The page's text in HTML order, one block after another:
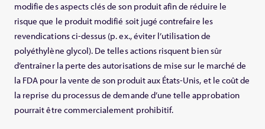
modifie des aspects clés de son produit afin de réduire le
risque que le produit modifié soit jugé contrefaire les
revendications ci-dessus (p. ex., éviter l’utilisation de
polyéthylène glycol). De telles actions risquent bien sûr
d’entraîner la perte des autorisations de mise sur le marché de
la FDA pour la vente de son produit aux États-Unis, et le coût de
la reprise du processus de demande d’une telle approbation
pourrait être commercialement prohibitif.